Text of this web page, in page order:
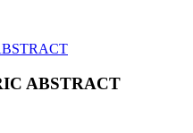
ABSTRACT